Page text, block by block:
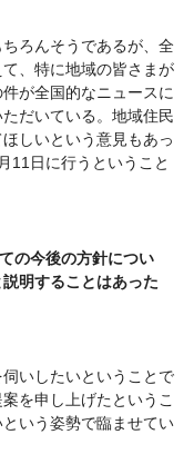
ろんそうであるが、全
、特に地域の皆さまが
が全国的なニュースに
だいている。地域住民
しいという意見もあっ
11日に行うということ
の今後の方針につい
明することはあった
いしたいということで
を申し上げたというこ
いう姿勢で臨ませてい